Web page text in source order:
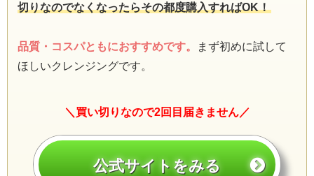
切りなのでなくなったらその都度購入すればOK！
品質・コスパともにおすすめです。
まず初めに試して
ほしいクレンジングです。
＼買い切りなので2回目届きません／
公式サイトをみる